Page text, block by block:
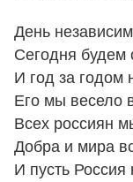
День
Сегодня будем
И год за годом
Его мы весело
Всех россиян
Добра и мира
И пусть Россия